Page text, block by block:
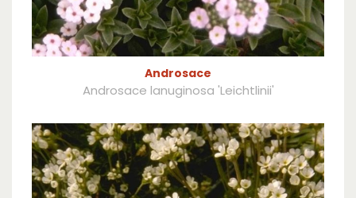
Androsace
Androsace lanuginosa 'Leichtlinii'